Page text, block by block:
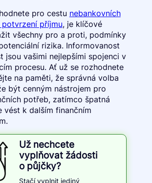
pro cestu nebankovních
příjmu, je klíčové
všechny pro a proti, podmínky
rizika. Informovanost
jsou vašimi nejlepšími spojenci v
procesu. Ať už se rozhodnete
na paměti, že správná volba
být cenným nástrojem pro
potřeb, zatímco špatná
vést k dalším finančním
Už nechcete
vyplňovat žádosti
o půjčky?
Stačí vyplnit jediný